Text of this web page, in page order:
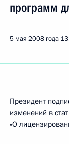
программ
5 мая 2008 года
Президент
изменений в
«О